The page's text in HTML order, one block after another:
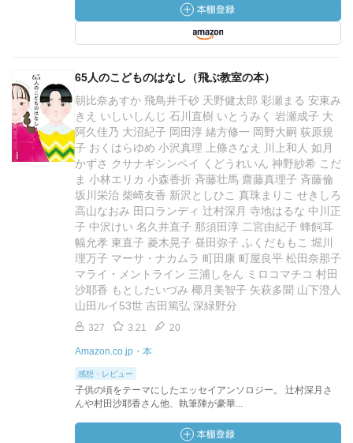
65人のこどものはなし（飛ぶ教室の本）
朝比奈あすか 飛鳥井千砂 天野健太郎 彩瀬まる 安東み
きえ いしいしんじ 石川直樹 いとうみく 岩瀬成子 大
阿久佳乃 大沼紀子 岡田淳 緒方修一 岡野大嗣 荻原規
子 おくはらゆめ 小沢真理 上條さなえ 川上和人 如月
かずさ クサナギシンペイ くどうれいん 神野紗希 こだ
ま 小林エリカ 小森香折 斉藤壮馬 齋藤真理子 斉藤倫
坂川栄治 柴崎友香 新沢としひこ 真珠まりこ せきしろ
高山なおみ 田口ランディ 辻村深月 寺地はるな 中川正
子 中沢けい 名久井直子 那須田淳 二宮由紀子 蜂飼耳
幅允孝 東直子 菱木晃子 昼田弥子 ふくだももこ 堀川
理万子 マーサ・ナカムラ 町田康 町屋良平 松田奈那子
マライ・メントライン 三浦しをん ミロコマチコ 村田
沙耶香 もとしたいづみ 椰月美智子 矢萩多聞 山下澄人
山田ルイ53世 吉田篤弘 深緑野分
327 3.21 20
Amazon.co.jp・本
感想・レビュー
子供の頃をテーマにしたエッセイアンソロジー。 辻村深月さ
んや村田沙耶香さん他、執筆陣が豪華...